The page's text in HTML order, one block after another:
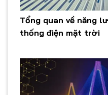
Tổng quan về năng
thống điện mặt trời